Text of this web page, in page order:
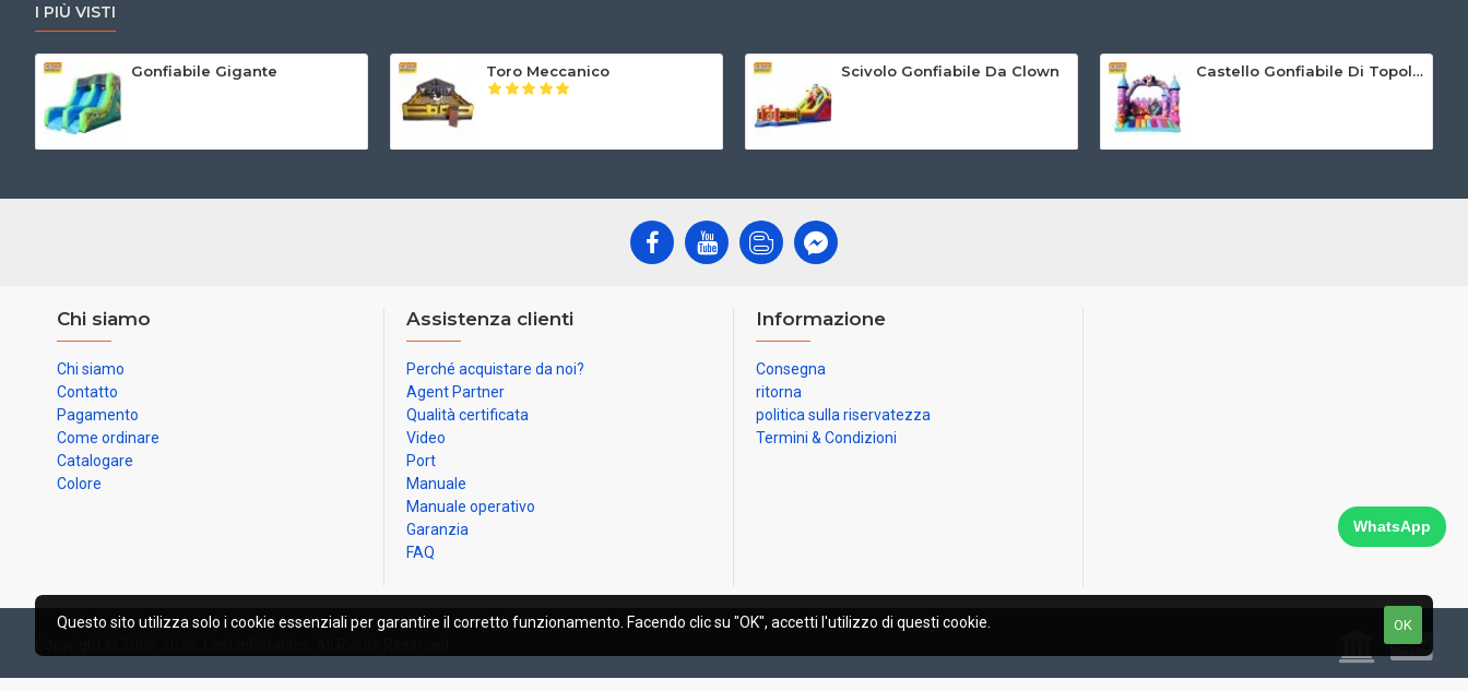
I PIÙ VISTI
Gonfiabile Gigante Toro Meccanico Scivolo Gonfiabile Da Clown Castello Gonfiabile Di Topolino
Chi siamo
Chi siamo
Contatto
Pagamento
Come ordinare
Catalogare
Colore
Assistenza clienti
Perché acquistare da noi?
Agent Partner
Qualità certificata
Video
Port
Manuale
Manuale operativo
Garanzia
FAQ
Informazione
Consegna
ritorna
politica sulla riservatezza
Termini & Condizioni
OK
Questo sito utilizza solo i cookie essenziali per garantire il corretto funzionamento. Facendo clic su "OK", accetti l'utilizzo di questi cookie.
WhatsApp